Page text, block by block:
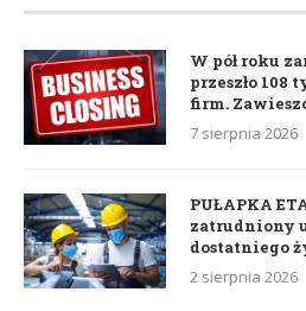
W pół roku
przeszło 108
firm.
7 sierpnia 2026
PUŁAPKA
zatrudniony
dostatniego
2 sierpnia 2026